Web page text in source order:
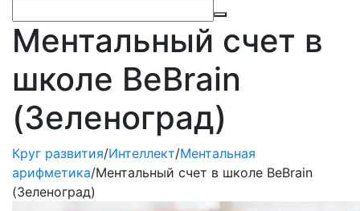
Ментальный счет в
школе BeBrain
(Зеленоград)
Круг развития/Интеллект/Ментальная
арифметика/Ментальный счет в школе BeBrain
(Зеленоград)